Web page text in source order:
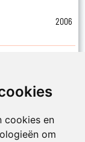
cookies en
om
2006